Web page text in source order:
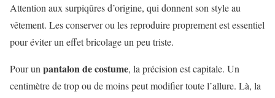
Attention aux surpiqûres d’origine, qui donnent son style au
vêtement. Les conserver ou les reproduire proprement est essentiel
pour éviter un effet bricolage un peu triste.
Pour un pantalon de costume, la précision est capitale. Un
centimètre de trop ou de moins peut modifier toute l’allure. Là, la